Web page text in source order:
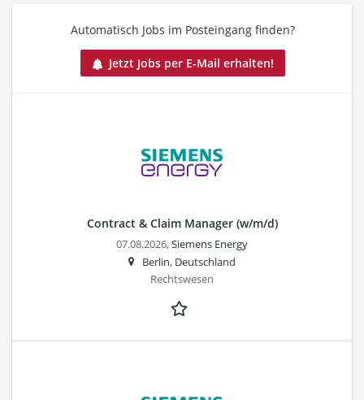
Automatisch Jobs im Posteingang finden?
Jetzt Jobs per E-Mail erhalten!
Contract & Claim Manager (w/m/d)
07.08.2026,Siemens Energy
Berlin, Deutschland
Rechtswesen